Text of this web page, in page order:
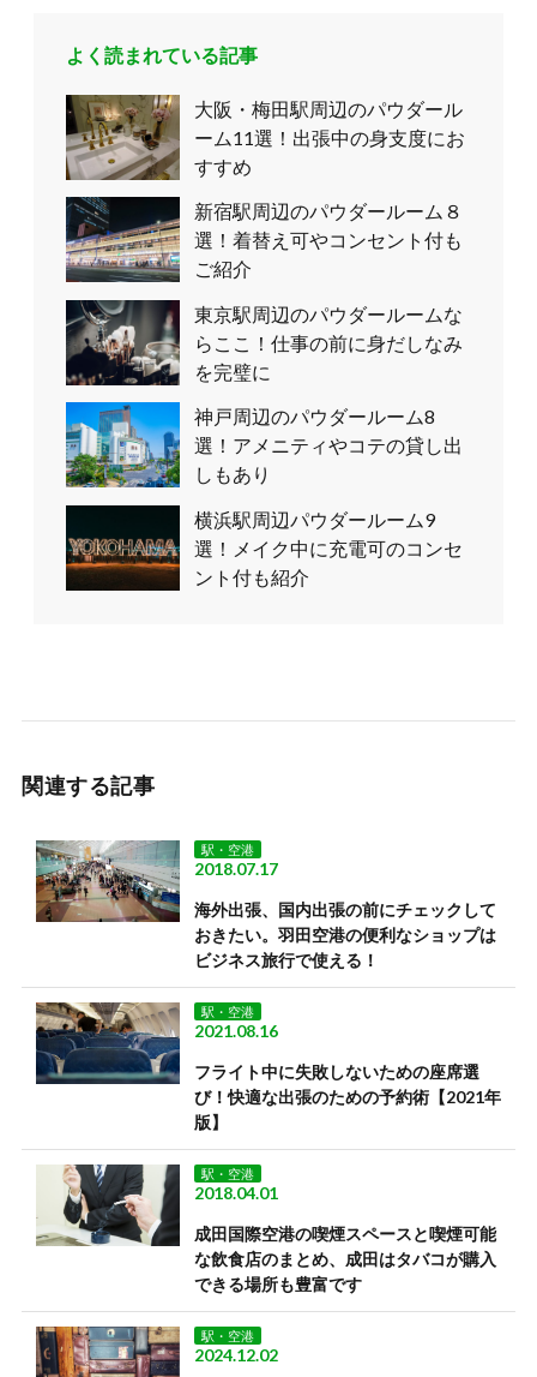
よく読まれている記事
大阪・梅田駅周辺のパウダール
ーム11選！出張中の身支度にお
すすめ
新宿駅周辺のパウダールーム８
選！着替え可やコンセント付も
ご紹介
東京駅周辺のパウダールームな
らここ！仕事の前に身だしなみ
を完璧に
神戸周辺のパウダールーム8
選！アメニティやコテの貸し出
しもあり
横浜駅周辺パウダールーム9
選！メイク中に充電可のコンセ
ント付も紹介
関連する記事
駅・空港
2018.07.17
海外出張、国内出張の前にチェックして
おきたい。羽田空港の便利なショップは
ビジネス旅行で使える！
駅・空港
2021.08.16
フライト中に失敗しないための座席選
び！快適な出張のための予約術【2021年
版】
駅・空港
2018.04.01
成田国際空港の喫煙スペースと喫煙可能
な飲食店のまとめ、成田はタバコが購入
できる場所も豊富です
駅・空港
2024.12.02